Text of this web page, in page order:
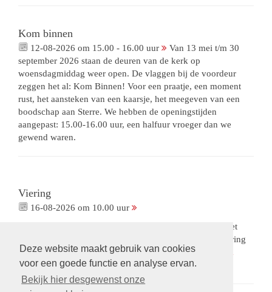
Deze website maakt gebruik van cookies
voor een goede functie en analyse ervan.
Bekijk hier desgewenst onze
Kom binnen
12-08-2026 om 15.00 - 16.00 uur
Van 13 mei t/m 30
september 2026 staan de deuren van de kerk op
woensdagmiddag weer open. De vlaggen bij de voordeur
zeggen het al: Kom Binnen! Voor een praatje, een moment
rust, het aansteken van een kaarsje, het meegeven van een
boodschap aan Sterre. We hebben de openingstijden
aangepast: 15.00-16.00 uur, een halfuur vroeger dan we
gewend waren.
Viering
16-08-2026 om 10.00 uur
Viering met onze eigen voorganger ds. Mieke Groen. Met
collecte voor ons Orgelfonds. De opnames van deze viering
zijn beschikbaar via een besloten omgeving.Op verzoek
wordt een link gestuurd.